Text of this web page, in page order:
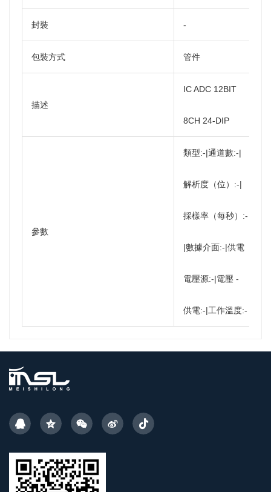
封裝 -
包裝方式 管件
描述
IC ADC 12BIT
8CH 24-DIP
參數
類型:-|通道數:-|
解析度（位）:-|
採樣率（每秒）:-
|數據介面:-|供電
電壓源:-|電壓 -
供電:-|工作溫度:-